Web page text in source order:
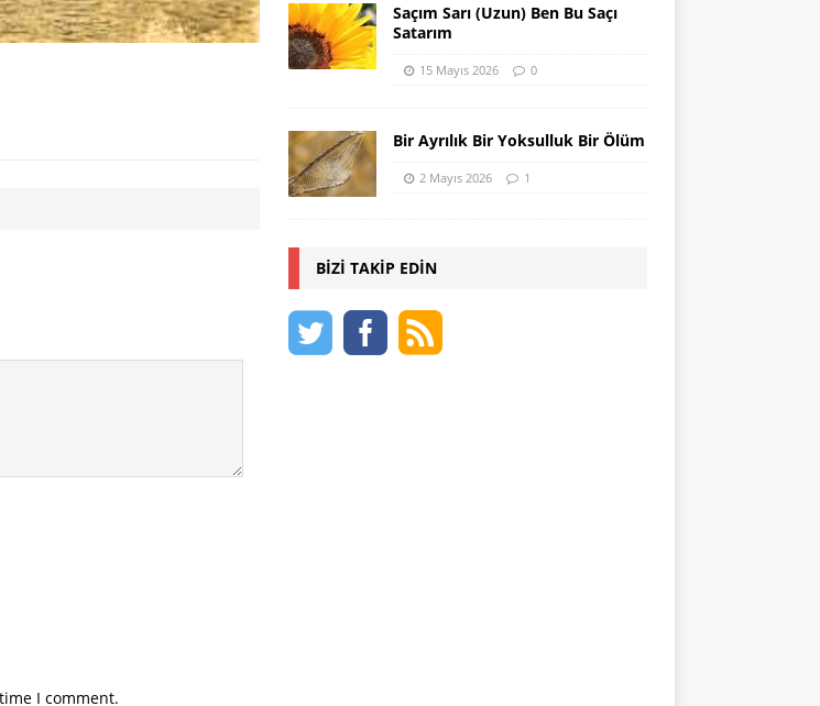
I comment.
Saçım Sarı (Uzun) Ben Bu Saçı
Satarım
15 Mayıs 2026 0
Bir Ayrılık Bir Yoksulluk Bir Ölüm
2 Mayıs 2026 1
BIZI TAKIP EDIN